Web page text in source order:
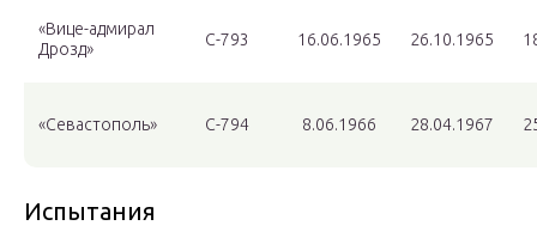
«Вице-адмирал
Дрозд»
С-793 16.06.1965 26.10.1965
«Севастополь» С-794 8.06.1966 28.04.1967
Испытания